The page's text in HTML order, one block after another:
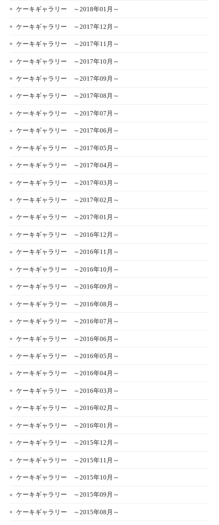
ケーキギャラリー ～2018年01月～
ケーキギャラリー ～2017年12月～
ケーキギャラリー ～2017年11月～
ケーキギャラリー ～2017年10月～
ケーキギャラリー ～2017年09月～
ケーキギャラリー ～2017年08月～
ケーキギャラリー ～2017年07月～
ケーキギャラリー ～2017年06月～
ケーキギャラリー ～2017年05月～
ケーキギャラリー ～2017年04月～
ケーキギャラリー ～2017年03月～
ケーキギャラリー ～2017年02月～
ケーキギャラリー ～2017年01月～
ケーキギャラリー ～2016年12月～
ケーキギャラリー ～2016年11月～
ケーキギャラリー ～2016年10月～
ケーキギャラリー ～2016年09月～
ケーキギャラリー ～2016年08月～
ケーキギャラリー ～2016年07月～
ケーキギャラリー ～2016年06月～
ケーキギャラリー ～2016年05月～
ケーキギャラリー ～2016年04月～
ケーキギャラリー ～2016年03月～
ケーキギャラリー ～2016年02月～
ケーキギャラリー ～2016年01月～
ケーキギャラリー ～2015年12月～
ケーキギャラリー ～2015年11月～
ケーキギャラリー ～2015年10月～
ケーキギャラリー ～2015年09月～
ケーキギャラリー ～2015年08月～